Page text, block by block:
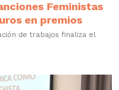
Feministas
en premios
de trabajos finaliza el